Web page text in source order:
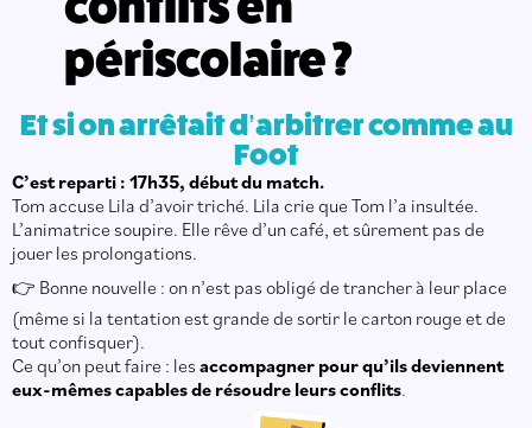
périscolaire ?
Et si on arrêtait d’arbitrer comme au
Foot
C’est reparti : 17h35, début du match.
Tom accuse Lila d’avoir triché. Lila crie que Tom l’a insultée.
L’animatrice soupire. Elle rêve d’un café, et sûrement pas de
jouer les prolongations.
👉 Bonne nouvelle : on n’est pas obligé de trancher à leur place
(même si la tentation est grande de sortir le carton rouge et de
tout confisquer).
Ce qu’on peut faire : les accompagner pour qu’ils deviennent
eux-mêmes capables de résoudre leurs conflits.